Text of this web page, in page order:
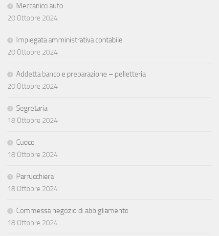
Meccanico auto
20 Ottobre 2024
Impiegata amministrativa contabile
20 Ottobre 2024
Addetta banco e preparazione – pelletteria
20 Ottobre 2024
Segretaria
18 Ottobre 2024
Cuoco
18 Ottobre 2024
Parrucchiera
18 Ottobre 2024
Commessa negozio di abbigliamento
18 Ottobre 2024